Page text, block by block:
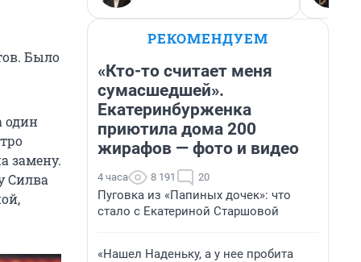
Было
один
замену.
Силва
РЕКОМЕНДУЕМ
«Кто-то считает меня
сумасшедшей».
Екатеринбурженка
приютила дома 200
жирафов — фото и видео
4 часа 8 191 20
Пуговка из «Папиных дочек»: что
стало с Екатериной Старшовой
«Нашел Наденьку, а у нее пробита